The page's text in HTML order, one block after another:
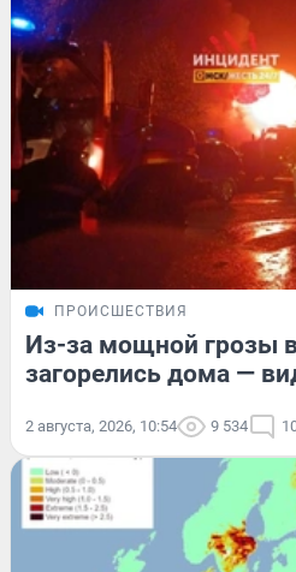
ПРОИСШЕСТВИЯ
Из-за мощной грозы
загорелись дома —
2 августа, 2026, 10:54 9 534